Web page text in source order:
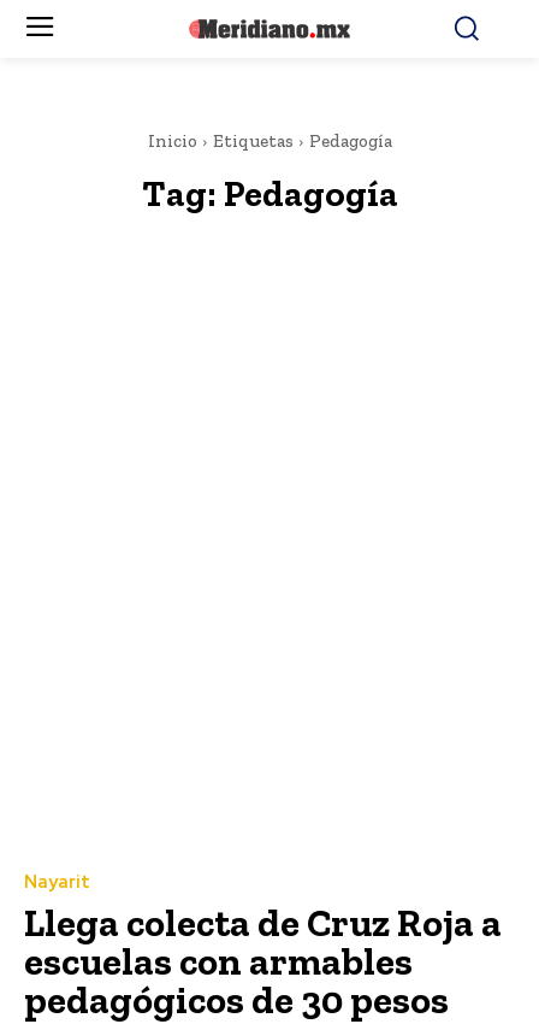
Inicio Etiquetas Pedagogía
Tag: Pedagogía
Nayarit
Llega colecta de Cruz Roja a
escuelas con armables
pedagógicos de 30 pesos